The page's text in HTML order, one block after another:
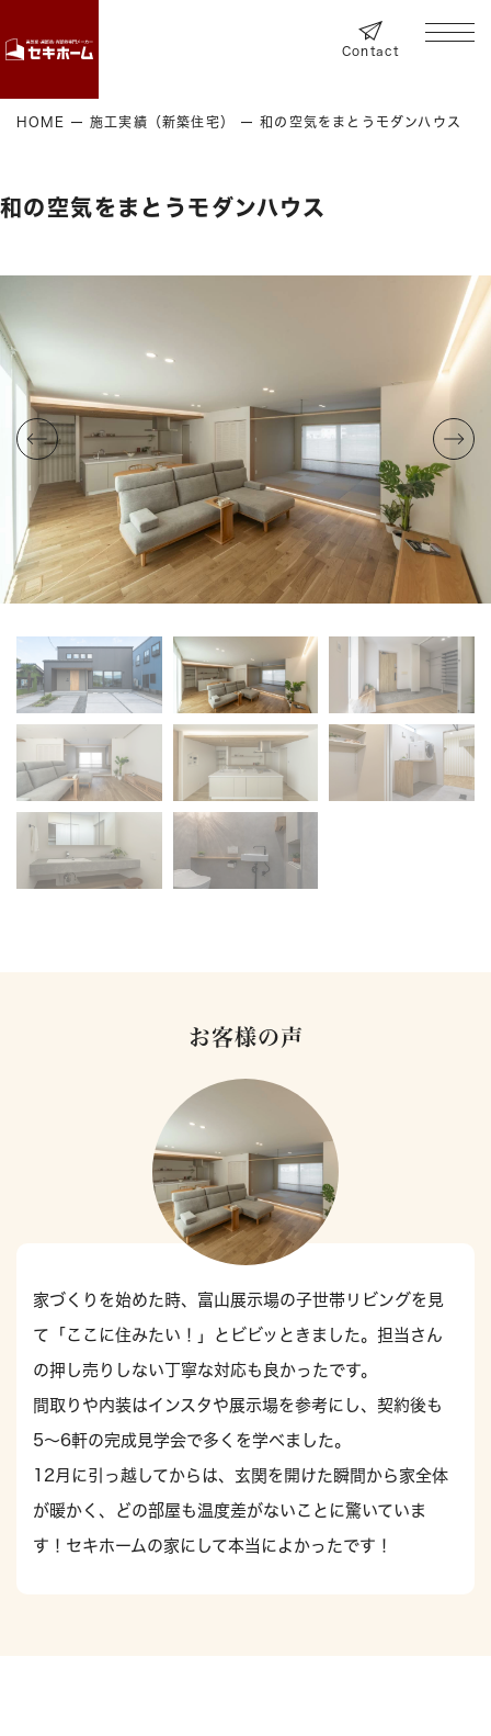
Contact
HOME 施工実績（新築住宅） 和の空気をまとうモダンハウス
和の空気をまとうモダンハウス
お客様の声
家づくりを始めた時、富山展示場の子世帯リビングを見
て「ここに住みたい！」とビビッときました。担当さん
の押し売りしない丁寧な対応も良かったです。
間取りや内装はインスタや展示場を参考にし、契約後も
5〜6軒の完成見学会で多くを学べました。
12月に引っ越してからは、玄関を開けた瞬間から家全体
が暖かく、どの部屋も温度差がないことに驚いていま
す！セキホームの家にして本当によかったです！